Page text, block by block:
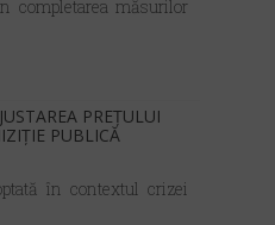
completarea măsurilor
PREȚULUI
PUBLICĂ
în contextul crizei